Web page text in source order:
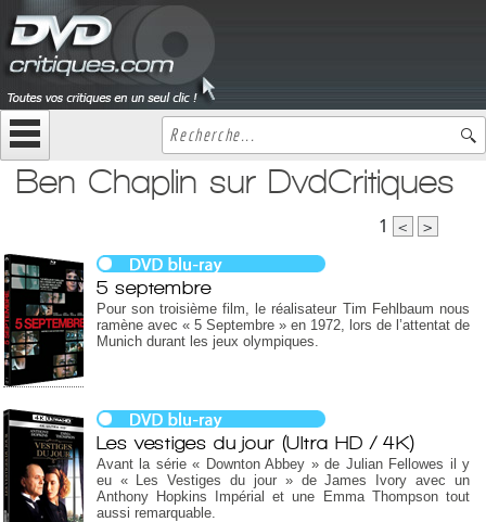
Ben Chaplin sur DvdCritiques
1 < >
5 septembre
Pour son troisième film, le réalisateur Tim Fehlbaum nous
ramène avec « 5 Septembre » en 1972, lors de l’attentat de
Munich durant les jeux olympiques.
Les vestiges du jour (Ultra HD / 4K)
Avant la série « Downton Abbey » de Julian Fellowes il y
eu « Les Vestiges du jour » de James Ivory avec un
Anthony Hopkins Impérial et une Emma Thompson tout
aussi remarquable.